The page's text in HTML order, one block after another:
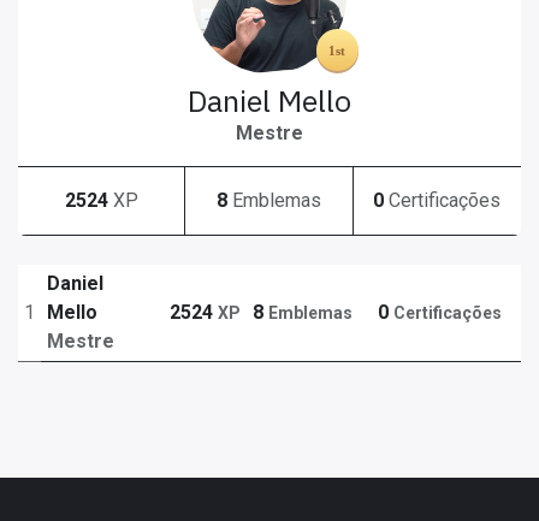
Daniel Mello
Mestre
2524 XP 8 Emblemas 0 Certificações
1
Daniel
Mello
Mestre
2524 XP 8 Emblemas 0 Certificações